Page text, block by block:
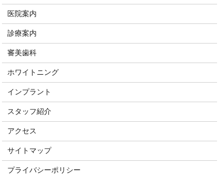
医院案内
診療案内
審美歯科
ホワイトニング
インプラント
スタッフ紹介
アクセス
サイトマップ
プライバシーポリシー